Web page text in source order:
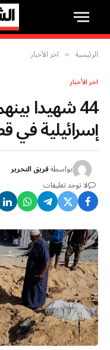
الرئيسية » اخر الأخبار
اخر الأخبار
44 شهيدا
إسرائيلية في
بواسطةفريق التحرير
لا توجد تعليقات